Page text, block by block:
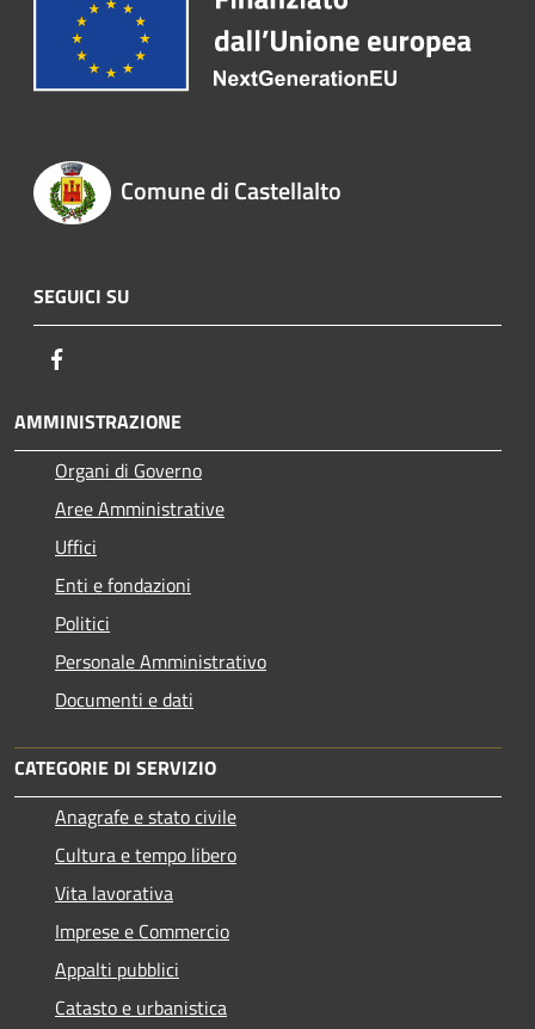
Comune di Castellalto
SEGUICI SU
AMMINISTRAZIONE
Organi di Governo
Aree Amministrative
Uffici
Enti e fondazioni
Politici
Personale Amministrativo
Documenti e dati
CATEGORIE DI SERVIZIO
Anagrafe e stato civile
Cultura e tempo libero
Vita lavorativa
Imprese e Commercio
Appalti pubblici
Catasto e urbanistica